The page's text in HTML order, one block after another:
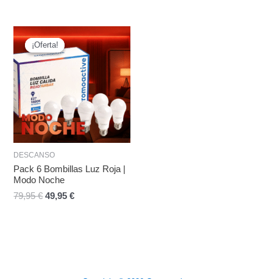
¡Oferta!
¡Oferta!
DESCANSO
Pack 6 Bombillas Luz Roja |
Modo Noche
79,95€
El
precio
original
era:
49,95€
El
precio
actual
es:
49,95 €.